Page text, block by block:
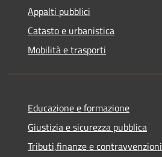
Appalti pubblici
Catasto e urbanistica
Mobilità e trasporti
Educazione e formazione
Giustizia e sicurezza pubblica
Tributi,finanze e contravvenzioni